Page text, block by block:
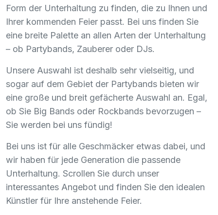
Form der Unterhaltung zu finden, die zu Ihnen und
Ihrer kommenden Feier passt. Bei uns finden Sie
eine breite Palette an allen Arten der Unterhaltung
– ob Partybands, Zauberer oder DJs.
Unsere Auswahl ist deshalb sehr vielseitig, und
sogar auf dem Gebiet der Partybands bieten wir
eine große und breit gefächerte Auswahl an. Egal,
ob Sie Big Bands oder Rockbands bevorzugen –
Sie werden bei uns fündig!
Bei uns ist für alle Geschmäcker etwas dabei, und
wir haben für jede Generation die passende
Unterhaltung. Scrollen Sie durch unser
interessantes Angebot und finden Sie den idealen
Künstler für Ihre anstehende Feier.